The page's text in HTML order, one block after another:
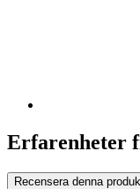
Erfarenheter
Recensera denna